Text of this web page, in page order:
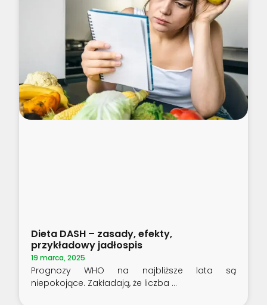
Dieta DASH – zasady, efekty,
przykładowy jadłospis
19 marca, 2025
Prognozy WHO na najbliższe lata są
niepokojące. Zakładają, że liczba